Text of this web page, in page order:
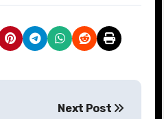
Next Post